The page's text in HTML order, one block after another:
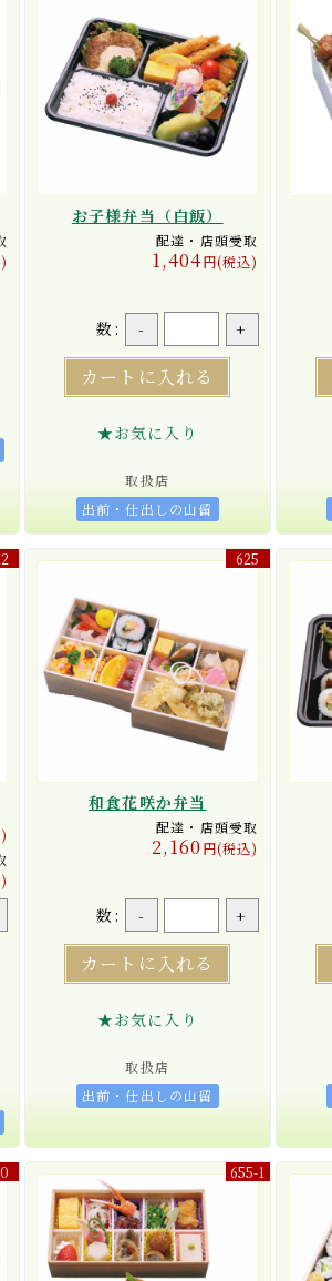
お子様弁当（白飯）
配達・店頭受取
1,404円(税込)
数: - +
カートに入れる
★お気に入り
取扱店
出前・仕出しの山留
625
和食花咲か弁当
配達・店頭受取
2,160 円(税込)
数: - +
カートに入れる
★お気に入り
取扱店
出前・仕出しの山留
655-1